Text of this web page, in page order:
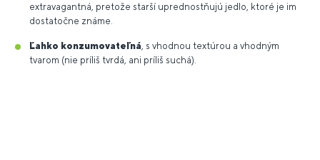
extravagantná, pretože starší uprednostňujú jedlo, ktoré je im
dostatočne známe.
Ľahko konzumovateľná , s vhodnou textúrou a vhodným
tvarom (nie príliš tvrdá, ani príliš suchá).